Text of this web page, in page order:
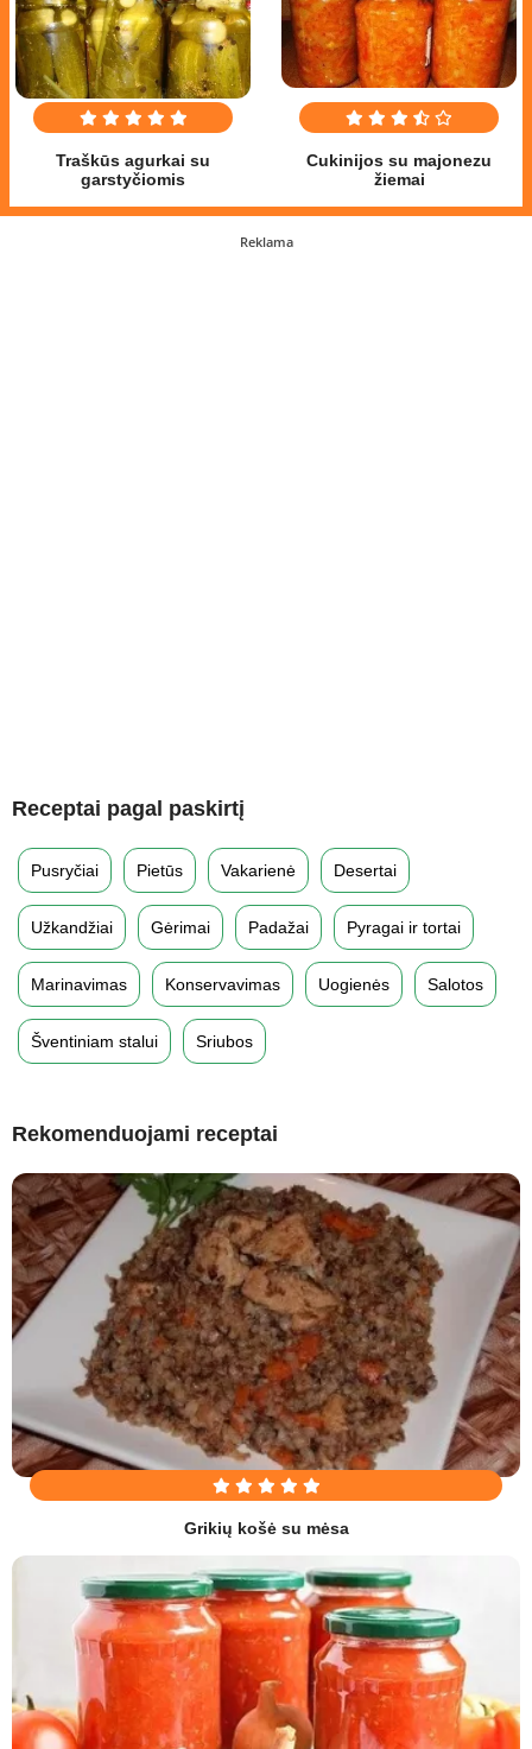
Traškūs agurkai su
garstyčiomis
Cukinijos su majonezu
žiemai
Reklama
Receptai pagal paskirtį
Pusryčiai Pietūs Vakarienė Desertai
Užkandžiai Gėrimai Padažai Pyragai ir tortai
Marinavimas Konservavimas Uogienės Salotos
Šventiniam stalui Sriubos
Rekomenduojami receptai
Grikių košė su mėsa